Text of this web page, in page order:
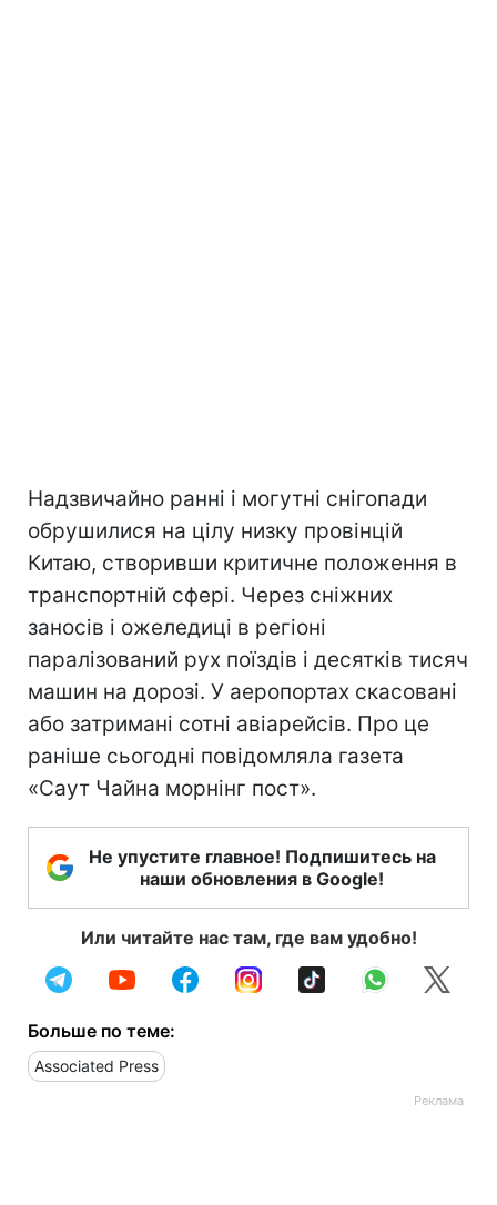
Надзвичайно ранні і могутні снігопади
обрушилися на цілу низку провінцій
Китаю, створивши критичне положення в
транспортній сфері. Через сніжних
заносів і ожеледиці в регіоні
паралізований рух поїздів і десятків тисяч
машин на дорозі. У аеропортах скасовані
або затримані сотні авіарейсів. Про це
раніше сьогодні повідомляла газета
«Саут Чайна морнінг пост».
Не упустите главное! Подпишитесь на
наши обновления в Google!
Или читайте нас там, где вам удобно!
Больше по теме:
Associated Press